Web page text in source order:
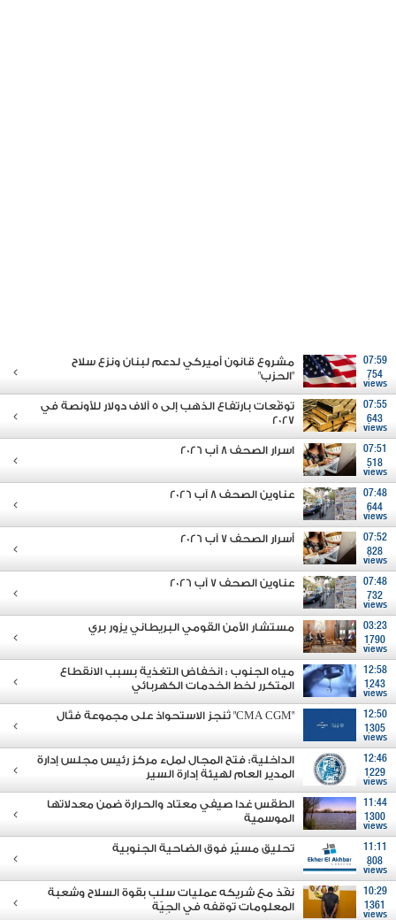
07:59
754
views
مشروع قانون أميركي لدعم لبنان ونزع سلاح
"الحزب"
07:55
643
views
توقّعات بارتفاع الذهب إلى 5 آلاف دولار للأونصة في
2027
07:51
518
views
اسرار الصحف 8 آب 2026
07:48
644
views
عناوين الصحف 8 آب 2026
07:52
828
views
أسرار الصحف 7 آب 2026
07:48
732
views
عناوين الصحف 7 آب 2026
03:23
1790
views
مستشار الأمن القومي البريطاني يزور بري
12:58
1243
views
مياه الجنوب : انخفاض التغذية بسبب الانقطاع
المتكرر لخط الخدمات الكهربائي
12:50
1305
views
"CMA CGM" تُنجز الاستحواذ على مجموعة فتّال
12:46
1229
views
الداخلية: فتح المجال لملء مركز رئيس مجلس إدارة
المدير العام لهيئة إدارة السير
11:44
1300
views
الطقس غدا صيفي معتاد والحرارة ضمن معدلاتها
الموسمية
11:11
808
views
تحليق مسيّر فوق الضاحية الجنوبية
10:29
1361
views
نفّذ مع شريكه عمليات سلب بقوة السلاح وشعبة
المعلومات توقفه في الجِيّة